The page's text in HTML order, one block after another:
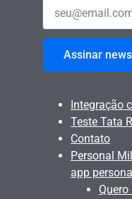
Assinar
Integração
Teste Tata
Contato
Personal
app